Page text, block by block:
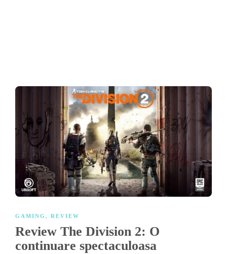
GAMING , REVIEW
Review The Division 2: O
continuare spectaculoasa